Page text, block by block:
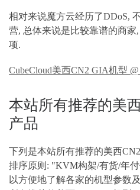
相对来说魔方云经历了DDoS,
营, 总体来说是比较靠谱的商
项.
CubeCloud美西CN2 GIA机型
本站所有推荐的美
产品
下列是本站所有推荐的美西
排序原则: "KVM构架/有货/年
以方便地了解各家的机型参数